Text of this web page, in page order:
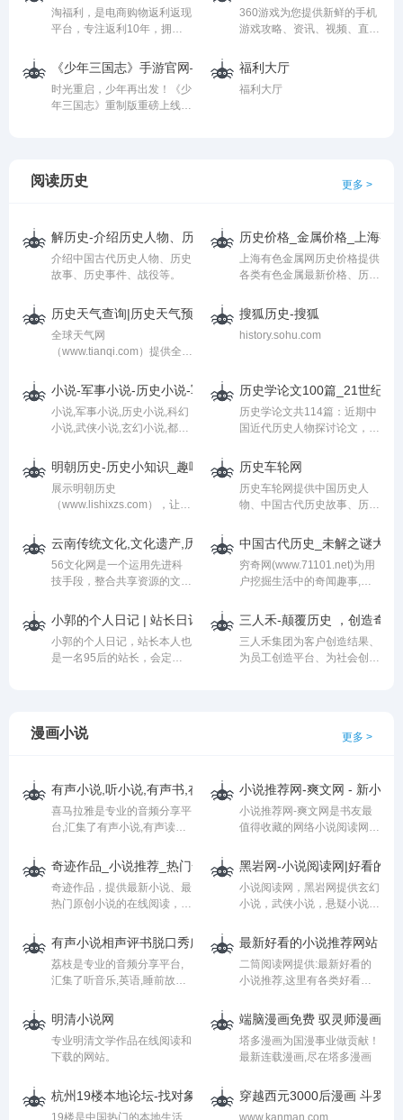
分兑换系统，企业集采系统，
员工福利系统，为企业提供高
品质的一站式文创礼品解决方
876。
美腿等为核心的综合性网站！
网站内容均来至于网上各大网
犯，请一定Email小编，闪电
Delete ~~
活动，Cosplay教程，以及
Cosplay图片等，旗下
要提供Cosplay服装,道具定做
服务。
淘福利，是电商购物返利返现
平台，专注返利10年，拥有
合作伙伴包括天猫、淘宝、京
东、亚马逊等400多家电商网
站，以及20000多个知名品牌
店铺!
360游戏为您提供新鲜的手机
游戏攻略、资讯、视频、直
内容，更有海量游戏活动、礼
包福利你来拿！
《少年三国志》手游官网—匠心重制，海量福利
时光重启，少年再出发！《少
年三国志》重制版重磅上线，
力；少年节最强福利，限时豪
送120连抽，免费预抽卡送神
福利大厅
福利大厅
阅读历史 更多 >
解历史-介绍历史人物、历史事件、历史故事
介绍中国古代历史人物、历史
故事、历史事件、战役等。
历史价格_金属价格_上海有
上海有色金属网历史价格提供
各类有色金属最新价格、历史
等.让用户能够在这里更加快
速地查询有色金属行情数据!
历史天气查询|历史天气预报查询|历史气温查询|过去天气查询_
全球天气网
（www.tianqi.com）提供全国
询，历史气温查询，历史天气
数据来源于城市当天的天气预
报信息。
搜狐历史-搜狐
history.sohu.com
小说-军事小说-历史小说-军事书-图书-铁血读书
小说,军事小说,历史小说,科幻
小说,武侠小说,玄幻小说,都市
name="keywords" />
历史学论文100篇_21世纪秘
历史学论文共114篇：近期中
国近代历史人物探讨论文，科
培养历史感的思考和建，大学
本科历史学教学研究，杂志在
历史教学的用途，方志学与历
史学的关系及相互影，中学历
分析，高中历史学案的常见误
区研究，同时还有写作指导意
见可供参考。
明朝历史-历史小知识_趣味历史
展示明朝历史
（www.lishixzs.com），让人
史冷知识，还有明朝历史问
答，分享当下好看的明史题材
影视剧，非常欢迎喜欢明史的
网友们来一起阅读分享。
历史车轮网
历史车轮网提供中国历史人
物、中国古代历史故事、历史
史,古代历史等历史资讯内容,
致力于传承国学经典，弘扬中
华优秀传统文化,历史的车轮
永远在滚滚前进,以史为镜,可
失。
云南传统文化,文化遗产,历史文化-56文化网
56文化网是一个运用先进科
技手段，整合共享资源的文化
术展示内容，创造一个文化价
值、社会价值和经济价值为一
体的新型平台。
中国古代历史_未解之谜大
穷奇网(www.71101.net)为用
户挖掘生活中的奇闻趣事,探
用户呈现一个包罗万象、精彩
无限的别样世界.为网友提供
最优质的互联网知识平台。学
海无涯 永不停息！
小郭的个人日记 | 站长日记—95后站长—小郭讲历史—小郭的
小郭的个人日记，站长本人也
是一名95后的站长，会定期
长用户、非站长用户注册与交
流，同时也欢迎大家注册共同
三人禾-颠覆历史 ，创造奇迹
三人禾集团为客户创造结果、
为员工创造平台、为社会创造
漫画小说 更多 >
有声小说,听小说,有声书,在线听书,电台FM-喜马拉雅
喜马拉雅是专业的音频分享平
台,汇集了有声小说,有声读物,
事,相声小品,鬼故事等数亿条
音频，找到每一天的精神食
粮。
小说推荐网-爽文网 - 新小说
小说推荐网-爽文网是书友最
值得收藏的网络小说阅读网。
前最热最火的网络小说，并且
持续高效的提供最新章节无弹
窗阅读，是广大书友最值得推
荐和收藏的网络小说阅读网。
奇迹作品_小说推荐_热门全本免费小说推荐-奇迹作品书城
奇迹作品，提供最新小说、最
热门原创小说的在线阅读，经
奇幻玄幻小说，悬疑灵异小
说，仙侠武侠小说，古代言情
小说，现代言情小说，浪漫青
春小说，幻想言情小说等各类
黑岩网-小说阅读网|好看的小
小说阅读网，黑岩网提供玄幻
小说，武侠小说，悬疑小说，
说，科幻小说，游戏小说，同
人小说，古言小说等网络小说
在线阅读 - www.heiyan.com
有声小说相声评书脱口秀广播剧听书直播FM-荔枝
荔枝是专业的音频分享平台,
汇集了听音乐,英语,睡前故事,
历史人文,有声书等数亿条音
频,超过2亿用户选择的网络
FM,随时随地，想听就听，你
喜爱的音频尽在荔枝。
最新好看的小说推荐网站 -
二筒阅读网提供:最新好看的
小说推荐,这里有各类好看的
春校园小说、都市暧昧小说、
军事历史小说等等。
明清小说网
专业明清文学作品在线阅读和
下载的网站。
端脑漫画免费 驭灵师漫画
塔多漫画为国漫事业做贡献！
最新连载漫画,尽在塔多漫画
杭州19楼本地论坛-找对象、办婚礼、搞装修、聊育儿、看小说
19楼是中国热门的本地生活
穿越西元3000后漫画 斗罗
www.kanman.com